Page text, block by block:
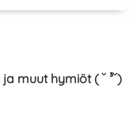
muut hymiöt ( ˘ ³˘)